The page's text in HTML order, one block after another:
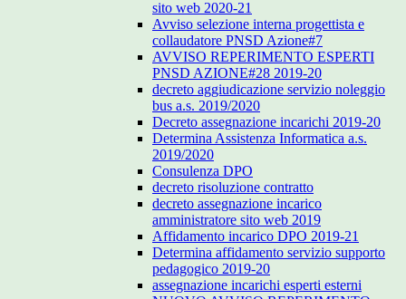
sito web 2020-21
Avviso selezione interna progettista e
collaudatore PNSD Azione#7
AVVISO REPERIMENTO ESPERTI
PNSD AZIONE#28 2019-20
decreto aggiudicazione servizio noleggio
bus a.s. 2019/2020
Decreto assegnazione incarichi 2019-20
Determina Assistenza Informatica a.s.
2019/2020
Consulenza DPO
decreto risoluzione contratto
decreto assegnazione incarico
amministratore sito web 2019
Affidamento incarico DPO 2019-21
Determina affidamento servizio supporto
pedagogico 2019-20
assegnazione incarichi esperti esterni